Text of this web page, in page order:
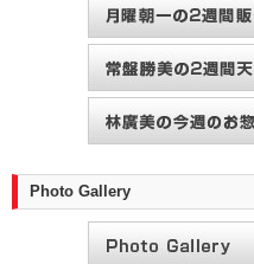
Photo Gallery